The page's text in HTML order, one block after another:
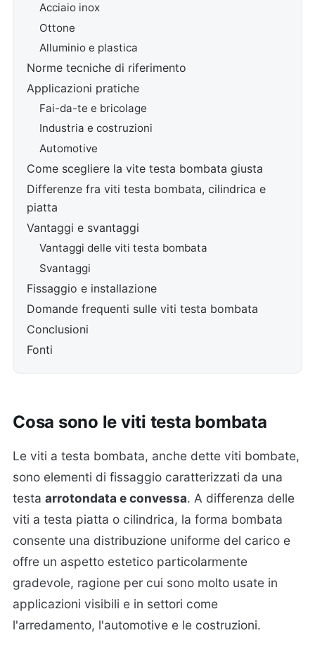
Acciaio inox
Ottone
Alluminio e plastica
Norme tecniche di riferimento
Applicazioni pratiche
Fai-da-te e bricolage
Industria e costruzioni
Automotive
Come scegliere la vite testa bombata giusta
Differenze fra viti testa bombata, cilindrica e
piatta
Vantaggi e svantaggi
Vantaggi delle viti testa bombata
Svantaggi
Fissaggio e installazione
Domande frequenti sulle viti testa bombata
Conclusioni
Fonti
Cosa sono le viti testa bombata
Le viti a testa bombata, anche dette viti bombate,
sono elementi di fissaggio caratterizzati da una
testa arrotondata e convessa. A differenza delle
viti a testa piatta o cilindrica, la forma bombata
consente una distribuzione uniforme del carico e
offre un aspetto estetico particolarmente
gradevole, ragione per cui sono molto usate in
applicazioni visibili e in settori come
l'arredamento, l'automotive e le costruzioni.